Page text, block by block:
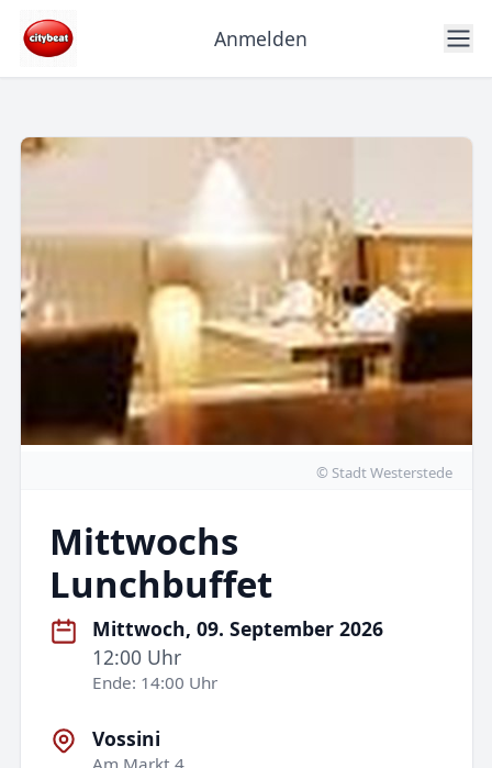
Anmelden
© Stadt Westerstede
Mittwochs
Lunchbuffet
Mittwoch, 09. September 2026
12:00 Uhr
Ende: 14:00 Uhr
Vossini
Am Markt 4